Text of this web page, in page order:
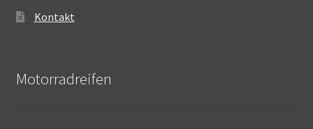
Kontakt
Motorradreifen